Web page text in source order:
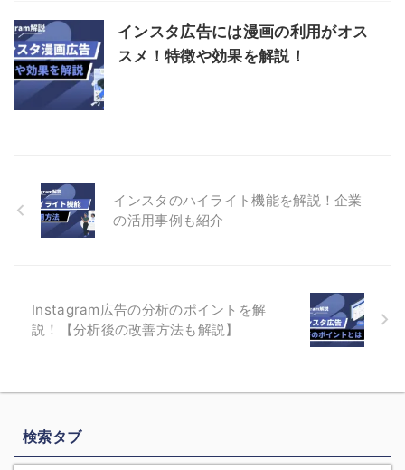
インスタ広告には漫画の利用がオス
スメ！特徴や効果を解説！
インスタのハイライト機能を解説！企業
の活用事例も紹介
Instagram広告の分析のポイントを解
説！【分析後の改善方法も解説】
検索タブ